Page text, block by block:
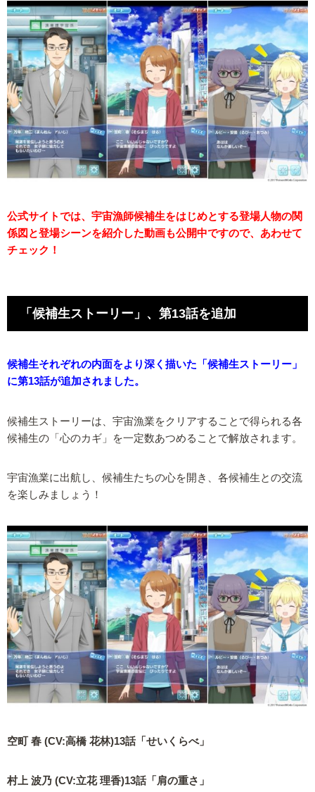
公式サイトでは、宇宙漁師候補生をはじめとする登場人物の関
係図と登場シーンを紹介した動画も公開中ですので、あわせて
チェック！
「候補生ストーリー」、第13話を追加
候補生それぞれの内面をより深く描いた「候補生ストーリー」
に第13話が追加されました。
候補生ストーリーは、宇宙漁業をクリアすることで得られる各
候補生の「心のカギ」を一定数あつめることで解放されます。
宇宙漁業に出航し、候補生たちの心を開き、各候補生との交流
を楽しみましょう！
空町 春 (CV:高橋 花林)13話「せいくらべ」
村上 波乃 (CV:立花 理香)13話「肩の重さ」